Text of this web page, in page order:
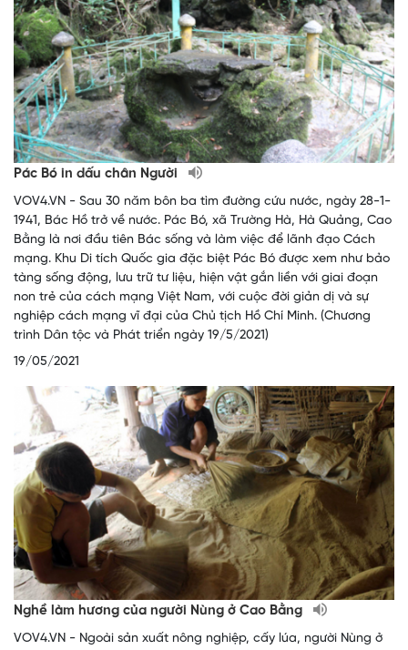
Pác Bó in dấu chân Người
VOV4.VN - Sau 30 năm bôn ba tìm đường cứu nước, ngày 28-1-
1941, Bác Hồ trở về nước. Pác Bó, xã Trường Hà, Hà Quảng, Cao
Bằng là nơi đầu tiên Bác sống và làm việc để lãnh đạo Cách
mạng. Khu Di tích Quốc gia đặc biệt Pác Bó được xem như bảo
tàng sống động, lưu trữ tư liệu, hiện vật gắn liền với giai đoạn
non trẻ của cách mạng Việt Nam, với cuộc đời giản dị và sự
nghiệp cách mạng vĩ đại của Chủ tịch Hồ Chí Minh. (Chương
trình Dân tộc và Phát triển ngày 19/5/2021)
19/05/2021
Nghề làm hương của người Nùng ở Cao Bằng
VOV4.VN - Ngoài sản xuất nông nghiệp, cấy lúa, người Nùng ở